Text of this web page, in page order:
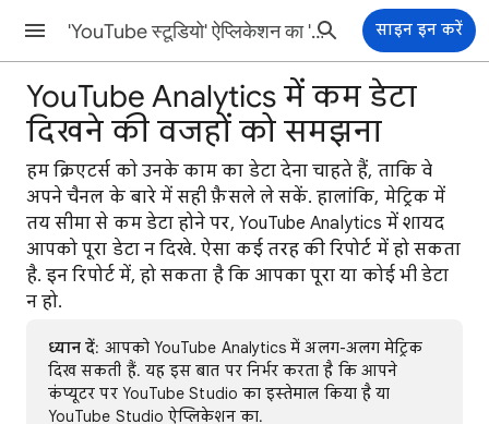
'YouTube स्टूडियो' ऐप्लिकेशन का 'सहायता केंद्र' साइन इन करें
YouTube Analytics में कम डेटा
दिखने की वजहों को समझना
हम क्रिएटर्स काे उनके काम का डेटा देना चाहते हैं, ताकि वे
अपने चैनल के बारे में सही फ़ैसले ले सकें. हालांकि, मेट्रिक में
तय सीमा से कम डेटा होने पर, YouTube Analytics में शायद
आपको पूरा डेटा न दिखे. ऐसा कई तरह की रिपोर्ट में हो सकता
है. इन रिपोर्ट में, हो सकता है कि आपका पूरा या कोई भी डेटा
न हो.
ध्यान दें: आपको YouTube Analytics में अलग-अलग मेट्रिक
दिख सकती हैं. यह इस बात पर निर्भर करता है कि आपने
कंप्यूटर पर YouTube Studio का इस्तेमाल किया है या
YouTube Studio ऐप्लिकेशन का.